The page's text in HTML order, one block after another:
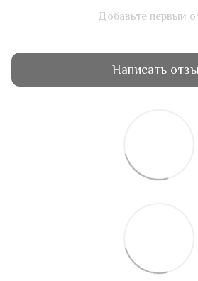
Добавьте первый
Написать